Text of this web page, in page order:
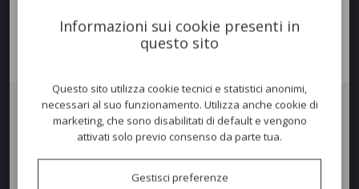
DARWINrotondo. Struttura in acciaio verniciato con piano in
lamiera pre-zincato a caldo. Nato per uso esterno, ideale per Contract
e Residenziale.
ALTRA MISURA DISPONIBILE:
Informazioni sui cookie presenti in
questo sito
Questo sito utilizza cookie tecnici e statistici anonimi,
necessari al suo funzionamento. Utilizza anche cookie di
marketing, che sono disabilitati di default e vengono
attivati solo previo consenso da parte tua.
Gestisci preferenze